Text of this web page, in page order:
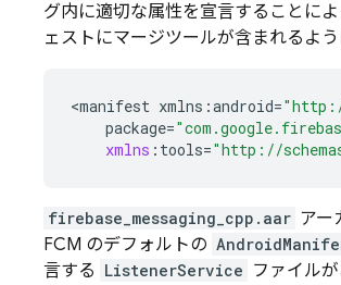
グ内に適切な属性を宣言することに
ェストにマージツールが含まれるよう
<manifest xmlns :android=
package=
xmlns : tools="http://
firebase_messaging_cpp.aar アー
FCM のデフォルトの
言する ListenerService ファイル